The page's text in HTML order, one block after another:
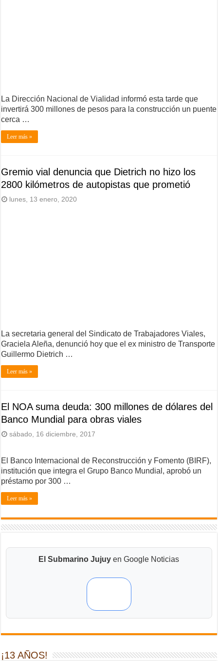
La Dirección Nacional de Vialidad informó esta tarde que
invertirá 300 millones de pesos para la construcción un puente
cerca …
Leer más »
Gremio vial denuncia que Dietrich no hizo los
2800 kilómetros de autopistas que prometió
lunes, 13 enero, 2020
La secretaria general del Sindicato de Trabajadores Viales,
Graciela Aleña, denunció hoy que el ex ministro de Transporte
Guillermo Dietrich …
Leer más »
El NOA suma deuda: 300 millones de dólares del
Banco Mundial para obras viales
sábado, 16 diciembre, 2017
El Banco Internacional de Reconstrucción y Fomento (BIRF),
institución que integra el Grupo Banco Mundial, aprobó un
préstamo por 300 …
Leer más »
El Submarino Jujuy en Google Noticias
¡13 AÑOS!